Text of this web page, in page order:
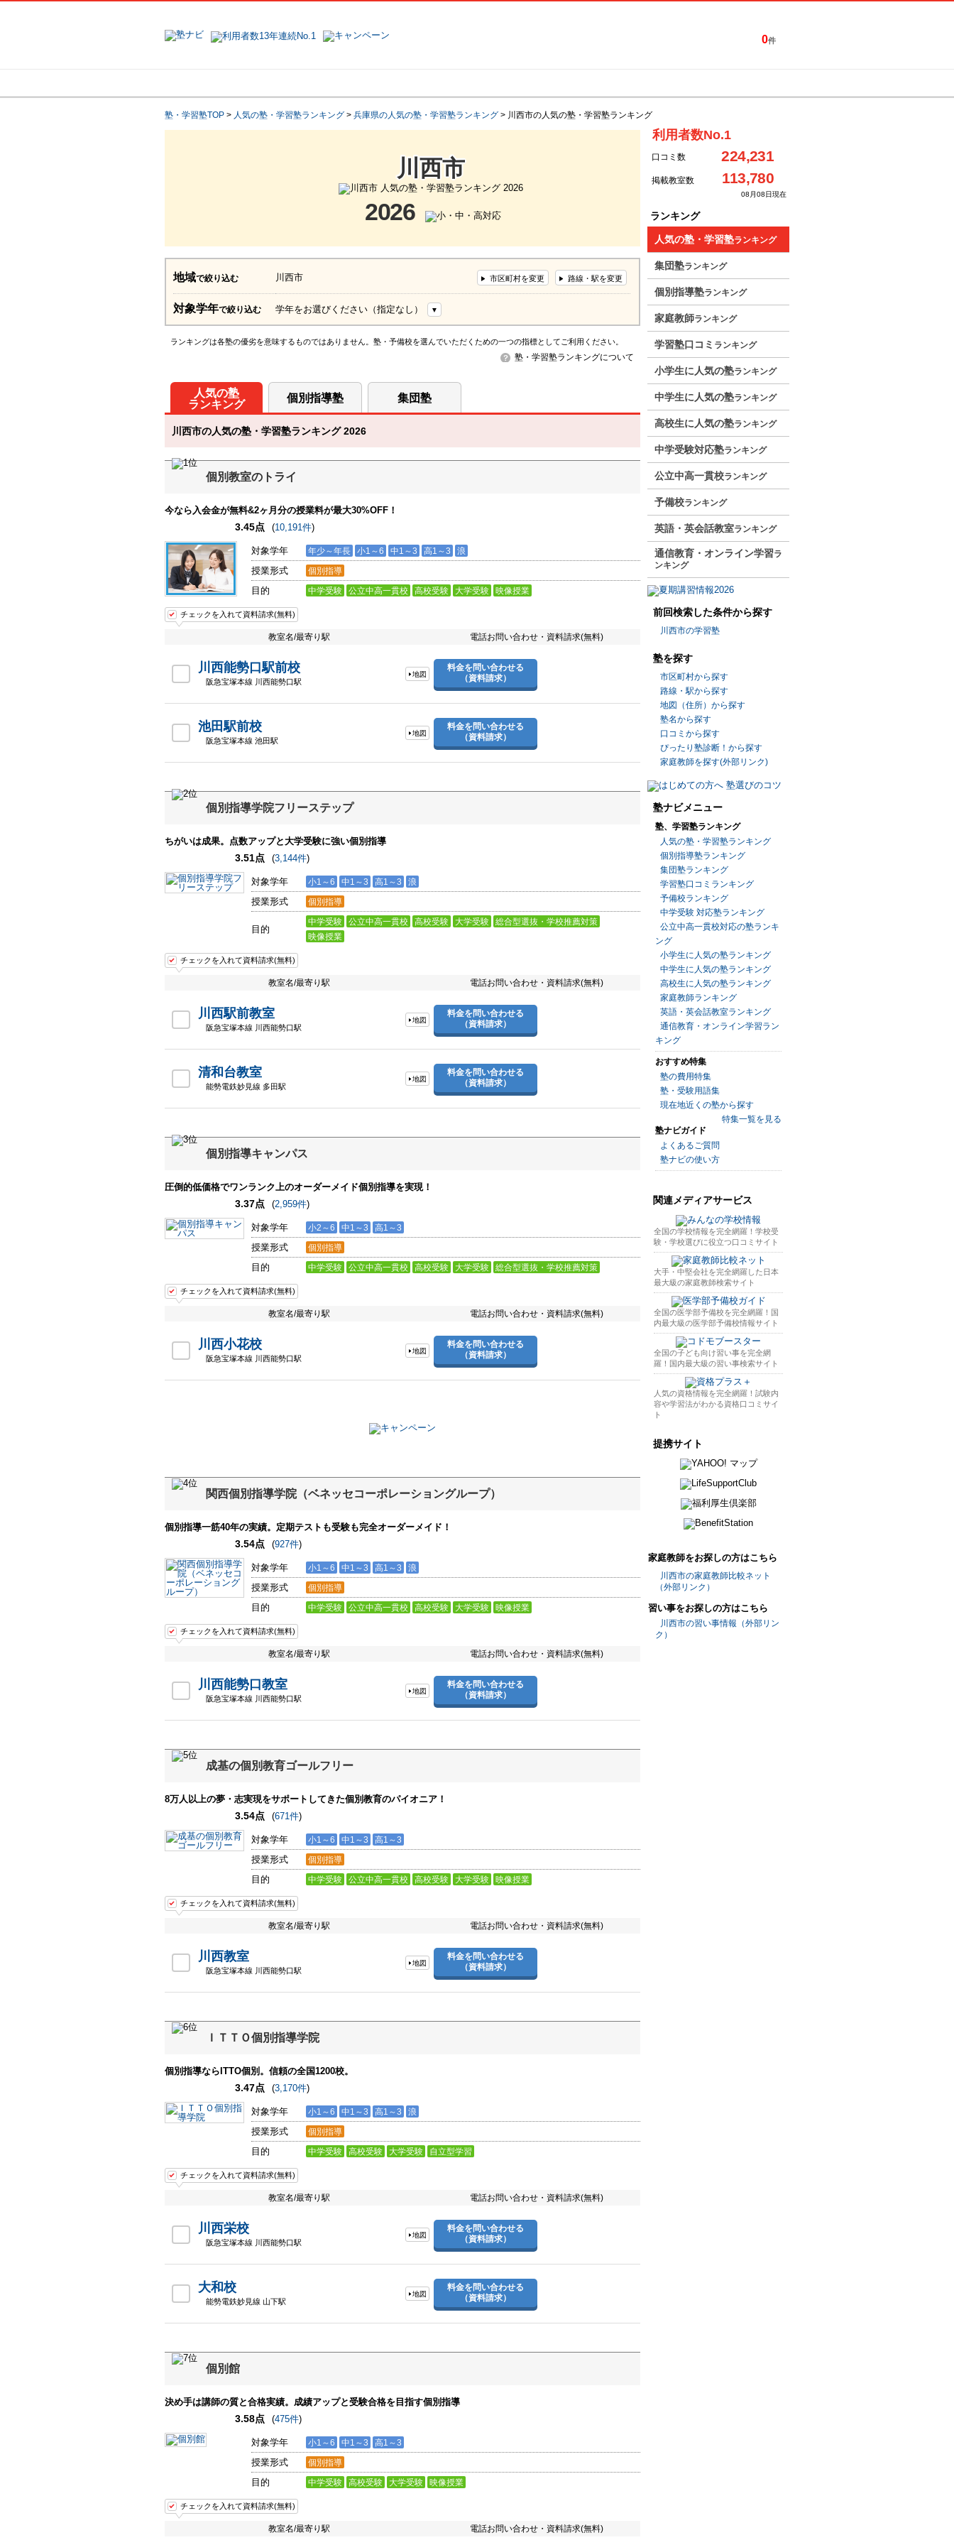
0件
塾・学習塾TOP > 人気の塾・学習塾ランキング > 兵庫県の人気の塾・学習塾ランキング > 川西市の人気の塾・学習塾ランキング
川西市
2026
地域で絞り込む 川西市 市区町村を変更 路線・駅を変更
対象学年で絞り込む 学年をお選びください（指定なし）
ランキングは各塾の優劣を意味するものではありません。塾・予備校を選んでいただくための一つの指標としてご利用ください。
塾・学習塾ランキングについて
人気の塾
ランキング
個別指導塾 集団塾
川西市の人気の塾・学習塾ランキング 2026
個別教室のトライ
今なら入会金が無料&2ヶ月分の授業料が最大30%OFF！
3.45点 (10,191件)
対象学年 年少～年長 小1～6 中1～3 高1～3 浪
授業形式 個別指導
目的 中学受験 公立中高一貫校 高校受験 大学受験 映像授業
チェックを入れて資料請求(無料)
教室名/最寄り駅 電話お問い合わせ・資料請求(無料)
川西能勢口駅前校
阪急宝塚本線 川西能勢口駅
地図
料金を問い合わせる
（資料請求）
池田駅前校
阪急宝塚本線 池田駅
地図
料金を問い合わせる
（資料請求）
個別指導学院フリーステップ
ちがいは成果。点数アップと大学受験に強い個別指導
3.51点 (3,144件)
対象学年 小1～6 中1～3 高1～3 浪
授業形式 個別指導
目的
中学受験 公立中高一貫校 高校受験 大学受験
総合型選抜・学校推薦対策
映像授業
チェックを入れて資料請求(無料)
教室名/最寄り駅 電話お問い合わせ・資料請求(無料)
川西駅前教室
阪急宝塚本線 川西能勢口駅
地図
料金を問い合わせる
（資料請求）
清和台教室
能勢電鉄妙見線 多田駅
地図
料金を問い合わせる
（資料請求）
個別指導キャンパス
圧倒的低価格でワンランク上のオーダーメイド個別指導を実現！
3.37点 (2,959件)
対象学年 小2～6 中1～3 高1～3
授業形式 個別指導
目的 中学受験 公立中高一貫校 高校受験 大学受験 総合型選抜・学校推薦対策
チェックを入れて資料請求(無料)
教室名/最寄り駅 電話お問い合わせ・資料請求(無料)
川西小花校
阪急宝塚本線 川西能勢口駅
地図
料金を問い合わせる
（資料請求）
関西個別指導学院（ベネッセコーポレーショングループ）
個別指導一筋40年の実績。定期テストも受験も完全オーダーメイド！
3.54点 (927件)
対象学年 小1～6 中1～3 高1～3 浪
授業形式 個別指導
目的 中学受験 公立中高一貫校 高校受験 大学受験 映像授業
チェックを入れて資料請求(無料)
教室名/最寄り駅 電話お問い合わせ・資料請求(無料)
川西能勢口教室
阪急宝塚本線 川西能勢口駅
地図
料金を問い合わせる
（資料請求）
成基の個別教育ゴールフリー
8万人以上の夢・志実現をサポートしてきた個別教育のパイオニア！
3.54点 (671件)
対象学年 小1～6 中1～3 高1～3
授業形式 個別指導
目的 中学受験 公立中高一貫校 高校受験 大学受験 映像授業
チェックを入れて資料請求(無料)
教室名/最寄り駅 電話お問い合わせ・資料請求(無料)
川西教室
阪急宝塚本線 川西能勢口駅
地図
料金を問い合わせる
（資料請求）
ＩＴＴＯ個別指導学院
個別指導ならITTO個別。信頼の全国1200校。
3.47点 (3,170件)
対象学年 小1～6 中1～3 高1～3 浪
授業形式 個別指導
目的 中学受験 高校受験 大学受験 自立型学習
チェックを入れて資料請求(無料)
教室名/最寄り駅 電話お問い合わせ・資料請求(無料)
川西栄校
阪急宝塚本線 川西能勢口駅
地図
料金を問い合わせる
（資料請求）
大和校
能勢電鉄妙見線 山下駅
地図
料金を問い合わせる
（資料請求）
個別館
決め手は講師の質と合格実績。成績アップと受験合格を目指す個別指導
3.58点 (475件)
対象学年 小1～6 中1～3 高1～3
授業形式 個別指導
目的 中学受験 高校受験 大学受験 映像授業
チェックを入れて資料請求(無料)
教室名/最寄り駅 電話お問い合わせ・資料請求(無料)
利用者数No.1
口コミ数 224,231
掲載教室数 113,780
08月08日現在
ランキング
人気の塾・学習塾ランキング
集団塾ランキング
個別指導塾ランキング
家庭教師ランキング
学習塾口コミ ランキング
小学生に人気の塾ランキング
中学生に人気の塾ランキング
高校生に人気の塾ランキング
中学受験対応塾ランキング
公立中高一貫校ランキング
予備校ランキング
英語・英会話教室ランキング
通信教育・オンライン学習ラ
ンキング
前回検索した条件から探す
川西市の学習塾
塾を探す
市区町村から探す
路線・駅から探す
地図（住所）から探す
塾名から探す
口コミから探す
ぴったり塾診断！から探す
家庭教師を探す(外部リンク)
塾ナビメニュー
塾、学習塾ランキング
人気の塾・学習塾ランキング
個別指導塾ランキング
集団塾ランキング
学習塾口コミランキング
予備校ランキング
中学受験 対応塾ランキング
公立中高一貫校対応の塾ランキ
ング
小学生に人気の塾ランキング
中学生に人気の塾ランキング
高校生に人気の塾ランキング
家庭教師ランキング
英語・英会話教室ランキング
通信教育・オンライン学習ラン
キング
おすすめ特集
塾の費用特集
塾・受験用語集
現在地近くの塾から探す
特集一覧を見る
塾ナビガイド
よくあるご質問
塾ナビの使い方
関連メディアサービス
全国の学校情報を完全網羅！学校受
験・学校選びに役立つ口コミサイト
大手・中堅会社を完全網羅した日本
最大級の家庭教師検索サイト
全国の医学部予備校を完全網羅！国
内最大級の医学部予備校情報サイト
全国の子ども向け習い事を完全網
羅！国内最大級の習い事検索サイト
人気の資格情報を完全網羅！試験内
容や学習法がわかる資格口コミサイ
ト
提携サイト
家庭教師をお探しの方はこちら
川西市の家庭教師比較ネット
（外部リンク）
習い事をお探しの方はこちら
川西市の習い事情報（外部リン
ク）